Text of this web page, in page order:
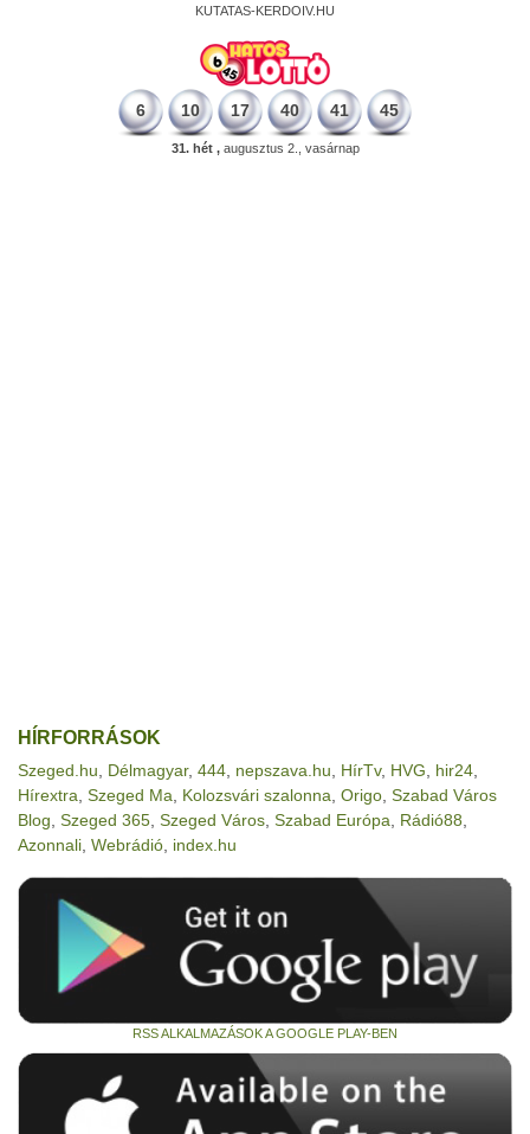
KUTATAS-KERDOIV.HU
6 10 17 40 41 45
31. hét ,augusztus 2., vasárnap
HÍRFORRÁSOK
Szeged.hu Délmagyar, 444 nepszava.hu HírTv, HVG hir24
Hírextra Szeged Ma Kolozsvári szalonna Origo Szabad Város
Blog Szeged 365 Szeged Város Szabad Európa Rádió88
Azonnali Webrádió index.hu
RSS ALKALMAZÁSOK A GOOGLE PLAY-BEN